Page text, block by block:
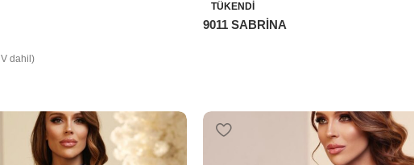
dahil)
TÜKENDI
9011 SABRİNA